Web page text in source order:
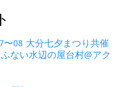
〜08 大分七夕まつり共催
ない水辺の屋台村@アク